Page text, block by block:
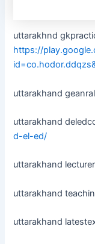
uttarakhnd
https://
uttarakhand
uttarakhand
d-el-ed/
uttarakhand lecturer
uttarakhand
uttarakhand